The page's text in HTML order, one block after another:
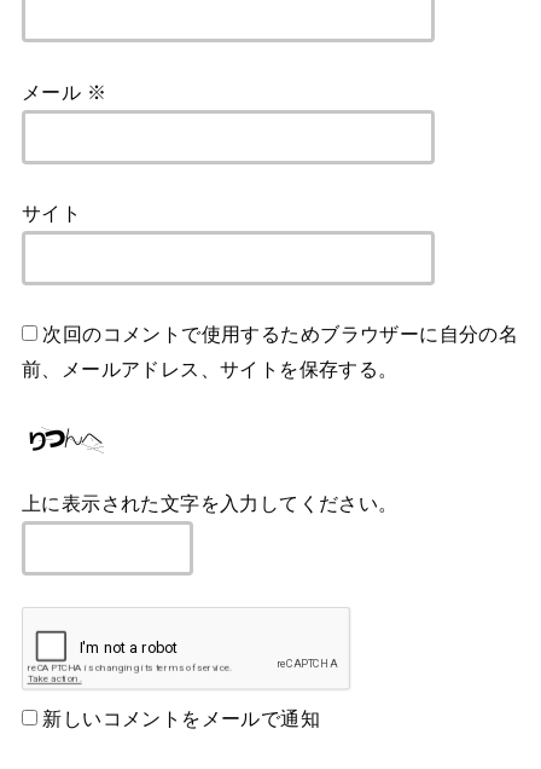
メール ※
サイト
次回のコメントで使用するためブラウザーに自分の名
前、メールアドレス、サイトを保存する。
上に表示された文字を入力してください。
新しいコメントをメールで通知